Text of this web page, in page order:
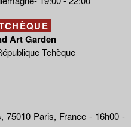
Art Garden
Tchèque
75010 Paris, France - 16h00 -